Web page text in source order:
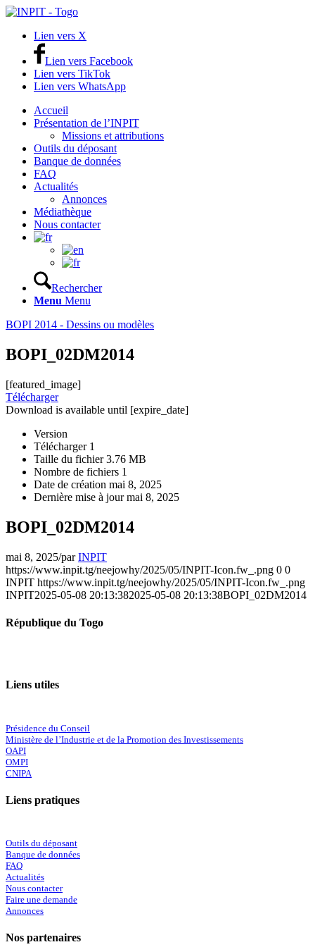
Lien vers X
Lien vers Facebook
Lien vers TikTok
Lien vers WhatsApp
Accueil
Présentation de l’INPIT
Missions et attributions
Outils du déposant
Banque de données
FAQ
Actualités
Annonces
Médiathèque
Nous contacter
Rechercher
Menu Menu
BOPI 2014 - Dessins ou modèles
BOPI_02DM2014
[featured_image]
Télécharger
Download is available until [expire_date]
Version
Télécharger 1
Taille du fichier3.76 MB
Nombre de fichiers 1
Date de création mai 8, 2025
Dernière mise à jourmai 8, 2025
BOPI_02DM2014
mai 8, 2025/parINPIT
https://www.inpit.tg/neejowhy/2025/05/INPIT-Icon.fw_.png 0 0
INPIT https://www.inpit.tg/neejowhy/2025/05/INPIT-Icon.fw_.png
INPIT2025-05-08 20:13:382025-05-08 20:13:38BOPI_02DM2014
République du Togo
Liens utiles
Présidence du Conseil
Ministère de l’Industrie et de la Promotion des Investissements
OAPI
OMPI
CNIPA
Liens pratiques
Outils du déposant
Banque de données
FAQ
Actualités
Nous contacter
Faire une demande
Annonces
Nos partenaires